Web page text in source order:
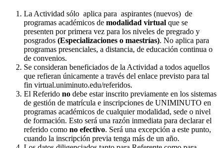
La Actividad sólo aplica para aspirantes (nuevos) de
programas académicos de modalidad virtual que se
presenten por primera vez para los niveles de pregrado y
posgrados (Especializaciones o maestrías). No aplica para
programas presenciales, a distancia, de educación continua o
de convenios.
Se consideran beneficiados de la Actividad a todos aquellos
que refieran únicamente a través del enlace previsto para tal
fin virtual.uniminuto.edu/referidos.
El Referido no debe estar inscrito previamente en los sistemas
de gestión de matrícula e inscripciones de UNIMINUTO en
programas académicos de cualquier modalidad, sede o nivel
de formación. Esto será una razón inmediata para declarar el
referido como no efectivo. Será una excepción a este punto,
cuando la inscripción previa tenga más de un año.